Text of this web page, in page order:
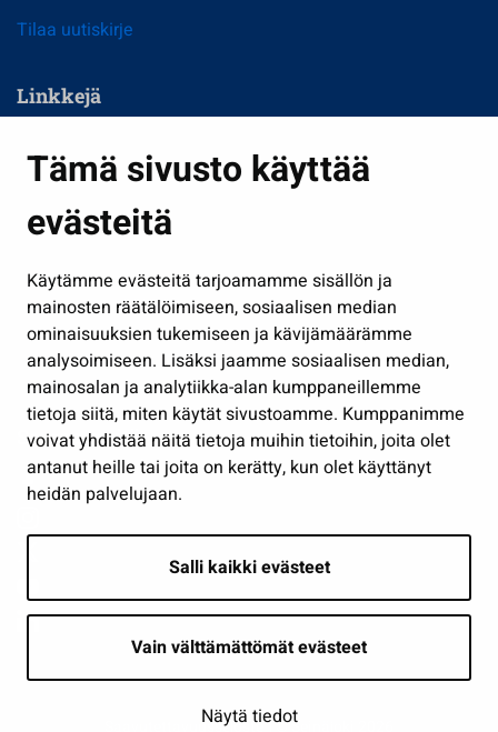
Tämä sivusto käyttää
evästeitä
Käytämme evästeitä tarjoamamme sisällön ja
mainosten räätälöimiseen, sosiaalisen median
ominaisuuksien tukemiseen ja kävijämäärämme
analysoimiseen. Lisäksi jaamme sosiaalisen median,
mainosalan ja analytiikka-alan kumppaneillemme
tietoja siitä, miten käytät sivustoamme. Kumppanimme
voivat yhdistää näitä tietoja muihin tietoihin, joita olet
antanut heille tai joita on kerätty, kun olet käyttänyt
heidän palvelujaan.
Salli kaikki evästeet
Vain välttämättömät evästeet
Näytä tiedot
Tilaa uutiskirje
Linkkejä
Kasvatus ja opetus
Kulttuuri ja liikunta
Työ ja yrittäminen
Osallistu ja asioi
Näytä omat evästeasetukseni
Seuraa meitä
Saavutettavuusseloste | © Seinäjoki 2026